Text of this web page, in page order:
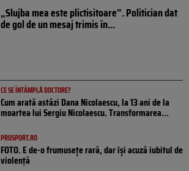
„Slujba mea este plictisitoare”. Politician dat
de gol de un mesaj trimis în...
CE SE ÎNTÂMPLĂ DOCTORE?
Cum arată astăzi Dana Nicolaescu, la 13 ani de la
moartea lui Sergiu Nicolaescu. Transformarea...
PROSPORT.RO
FOTO. E de-o frumusețe rară, dar își acuză iubitul de
violență